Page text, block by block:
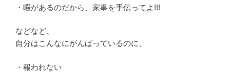
・暇があるのだから、家事を手伝ってよ!!!
などなど、
自分はこんなにがんばっているのに、
・報われない